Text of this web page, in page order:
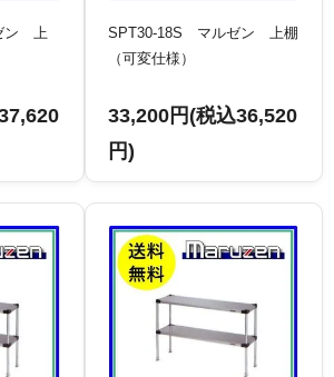
ン 上
SPT30-18S マルゼン 上棚
（可変仕様）
33,200円(税込36,520
円)